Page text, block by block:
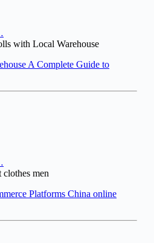
with Local Warehouse
A Complete Guide to
clothes men
Platforms China online